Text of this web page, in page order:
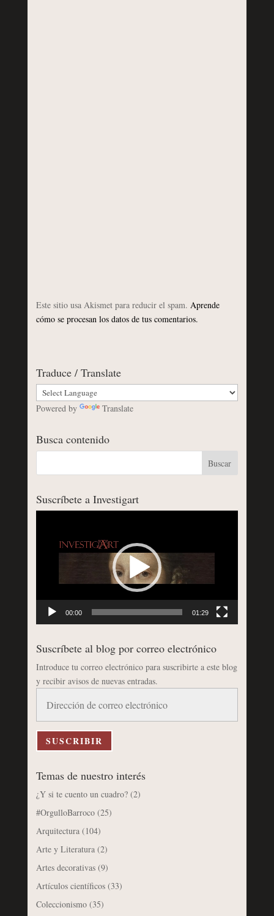
Este sitio usa Akismet para reducir el spam. Aprende
cómo se procesan los datos de tus comentarios.
Traduce / Translate
Powered by Translate
Busca contenido
Suscríbete a Investigart
00:00 01:29
Suscríbete al blog por correo electrónico
Introduce tu correo electrónico para suscribirte a este blog
y recibir avisos de nuevas entradas.
correo
electrónico
SUSCRIBIR
Temas de nuestro interés
¿Y si te cuento un cuadro?(2)
#OrgulloBarroco(25)
Arquitectura(104)
Arte y Literatura(2)
Artes decorativas(9)
Artículos científicos(33)
Coleccionismo(35)